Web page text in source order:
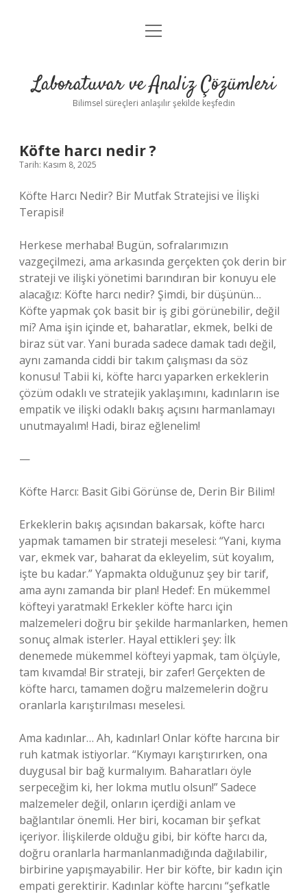
Anasayfa
Yasal Uyarı
menüyü
Laboratuvar ve Analiz Çözümleri
Bilimsel süreçleri anlaşılır şekilde keşfedin
Köfte harcı nedir ?
Tarih: Kasım 8, 2025
Köfte Harcı Nedir? Bir Mutfak Stratejisi ve İlişki
Terapisi!
Herkese merhaba! Bugün, sofralarımızın
vazgeçilmezi, ama arkasında gerçekten çok derin bir
strateji ve ilişki yönetimi barındıran bir konuyu ele
alacağız: Köfte harcı nedir? Şimdi, bir düşünün…
Köfte yapmak çok basit bir iş gibi görünebilir, değil
mi? Ama işin içinde et, baharatlar, ekmek, belki de
biraz süt var. Yani burada sadece damak tadı değil,
aynı zamanda ciddi bir takım çalışması da söz
konusu! Tabii ki, köfte harcı yaparken erkeklerin
çözüm odaklı ve stratejik yaklaşımını, kadınların ise
empatik ve ilişki odaklı bakış açısını harmanlamayı
unutmayalım! Hadi, biraz eğlenelim!
—
Köfte Harcı: Basit Gibi Görünse de, Derin Bir Bilim!
Erkeklerin bakış açısından bakarsak, köfte harcı
yapmak tamamen bir strateji meselesi: “Yani, kıyma
var, ekmek var, baharat da ekleyelim, süt koyalım,
işte bu kadar.” Yapmakta olduğunuz şey bir tarif,
ama aynı zamanda bir plan! Hedef: En mükemmel
köfteyi yaratmak! Erkekler köfte harcı için
malzemeleri doğru bir şekilde harmanlarken, hemen
sonuç almak isterler. Hayal ettikleri şey: İlk
denemede mükemmel köfteyi yapmak, tam ölçüyle,
tam kıvamda! Bir strateji, bir zafer! Gerçekten de
köfte harcı, tamamen doğru malzemelerin doğru
oranlarla karıştırılması meselesi.
Ama kadınlar… Ah, kadınlar! Onlar köfte harcına bir
ruh katmak istiyorlar. “Kıymayı karıştırırken, ona
duygusal bir bağ kurmalıyım. Baharatları öyle
serpeceğim ki, her lokma mutlu olsun!” Sadece
malzemeler değil, onların içerdiği anlam ve
bağlantılar önemli. Her biri, kocaman bir şefkat
içeriyor. İlişkilerde olduğu gibi, bir köfte harcı da,
doğru oranlarla harmanlanmadığında dağılabilir,
birbirine yapışmayabilir. Her bir köfte, bir kadın için
empati gerektirir. Kadınlar köfte harcını “şefkatle